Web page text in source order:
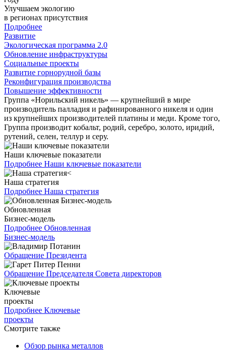
Улучшаем экологию
в регионах присутствия
Подробнее
Развитие
Экологическая программа 2.0
Обновление инфраструктуры
Социальные проекты
Развитие горнорудной базы
Реконфигурация производства
Повышение эффективности
Группа «Норильский никель» — крупнейший в мире
производитель палладия и рафинированного никеля и один
из крупнейших производителей платины и меди. Кроме того,
Группа производит кобальт, родий, серебро, золото, иридий,
рутений, селен, теллур и серу.
Наши ключевые показатели
Подробнее Наши ключевые показатели
Наша стратегия
Подробнее Наша стратегия
Обновленная
Бизнес-модель
Подробнее Обновленная
Бизнес-модель
Обращение Президента
Обращение Председателя Совета директоров
Ключевые
проекты
Подробнее Ключевые
проекты
Смотрите также
Обзор рынка металлов